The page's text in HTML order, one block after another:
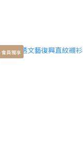
會員獨享